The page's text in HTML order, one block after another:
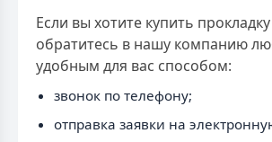
Если вы хотите купить
обратитесь в нашу компанию
удобным для вас способом:
звонок по телефону;
отправка заявки на